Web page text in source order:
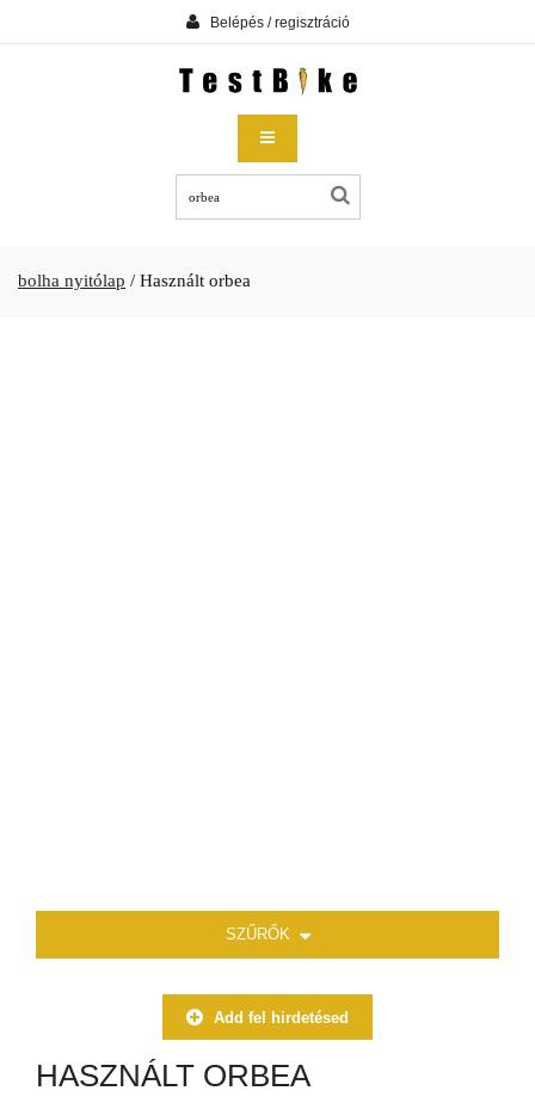
Belépés / regisztráció
bolha nyitólap / Használt orbea
SZŰRŐK
Add fel hirdetésed
HASZNÁLT ORBEA